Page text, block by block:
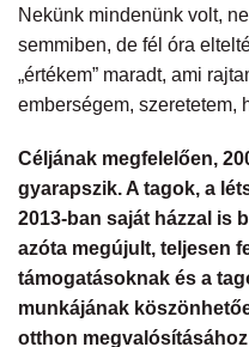
Nekünk mindenünk volt,
semmiben, de fél óra
„értékem” maradt, ami
emberségem, szeretetem,
Céljának megfelelően,
gyarapszik. A tagok, a
2013-ban saját házzal is
azóta megújult, teljesen
támogatásoknak és a
munkájának
otthon